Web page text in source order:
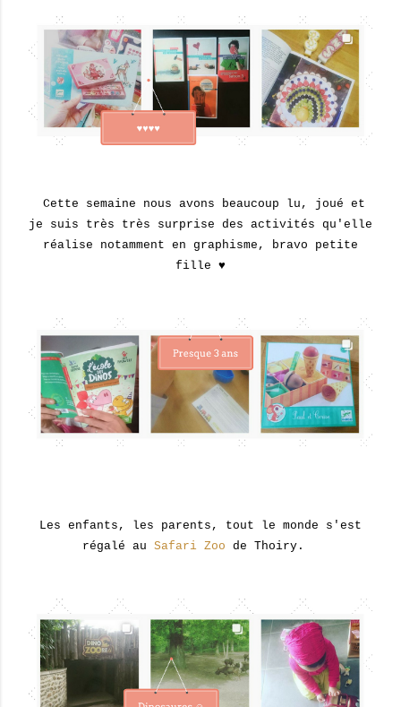
Cette semaine nous avons beaucoup lu, joué et
je suis très très surprise des activités qu'elle
réalise notamment en graphisme, bravo petite
fille ♥
Les enfants, les parents, tout le monde s'est
régalé au Safari Zoo de Thoiry.